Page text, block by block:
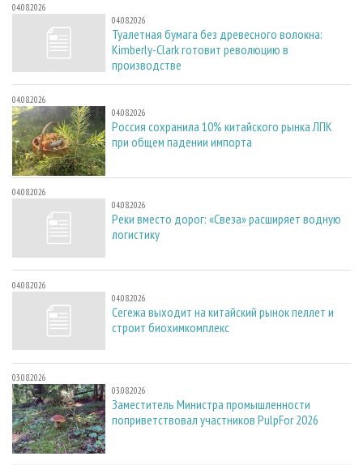
04.08.2026
04.08.2026
Туалетная бумага без древесного волокна:
Kimberly-Clark готовит революцию в
производстве
04.08.2026
04.08.2026
Россия сохранила 10% китайского рынка ЛПК
при общем падении импорта
04.08.2026
04.08.2026
Реки вместо дорог: «Свеза» расширяет водную
логистику
04.08.2026
04.08.2026
Сегежа выходит на китайский рынок пеллет и
строит биохимкомплекс
03.08.2026
03.08.2026
Заместитель Министра промышленности
поприветствовал участников PulpFor 2026